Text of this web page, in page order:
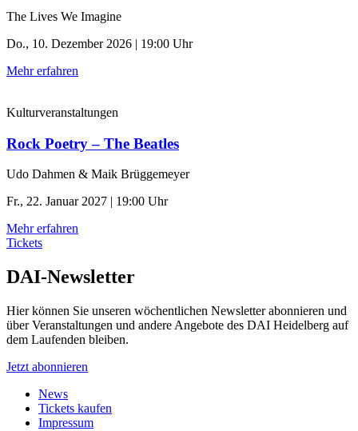
The Lives We Imagine
Do., 10. Dezember 2026 | 19:00 Uhr
Mehr erfahren
Kulturveranstaltungen
Rock Poetry – The Beatles
Udo Dahmen & Maik Brüggemeyer
Fr., 22. Januar 2027 | 19:00 Uhr
Mehr erfahren
Tickets
DAI-Newsletter
Hier können Sie unseren wöchentlichen Newsletter abonnieren und
über Veranstaltungen und andere Angebote des DAI Heidelberg auf
dem Laufenden bleiben.
Jetzt abonnieren
News
Tickets kaufen
Impressum